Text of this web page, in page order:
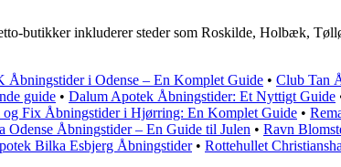
butikker inkluderer steder som Roskilde, Holbæk,
Åbningstider i Odense – En Komplet Guide • Club Tan
guide • Dalum Apotek Åbningstider: Et Nyttigt Guide
og Fix Åbningstider i Hjørring: En Komplet Guide •
Odense Åbningstider – En Guide til Julen • Ravn
Bilka Esbjerg Åbningstider• Rottehullet